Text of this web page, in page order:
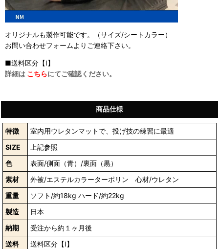
オリジナルも製作可能です。（サイズ/シートカラー）
お問い合わせフォームよりご連絡下さい。
■送料区分【I】
詳細は こちらにてご確認ください。
商品仕様
特徴
室内用ウレタンマットで、投げ技の練習に最適
SIZE
上記参照
色
表面/側面（青）/裏面（黒）
素材
外被/エステルカラーターポリン 心材/ウレタン
重量
ソフト/約18kg ハード/約22kg
製造
日本
納期
受注から約１ヶ月後
送料
送料区分【I】